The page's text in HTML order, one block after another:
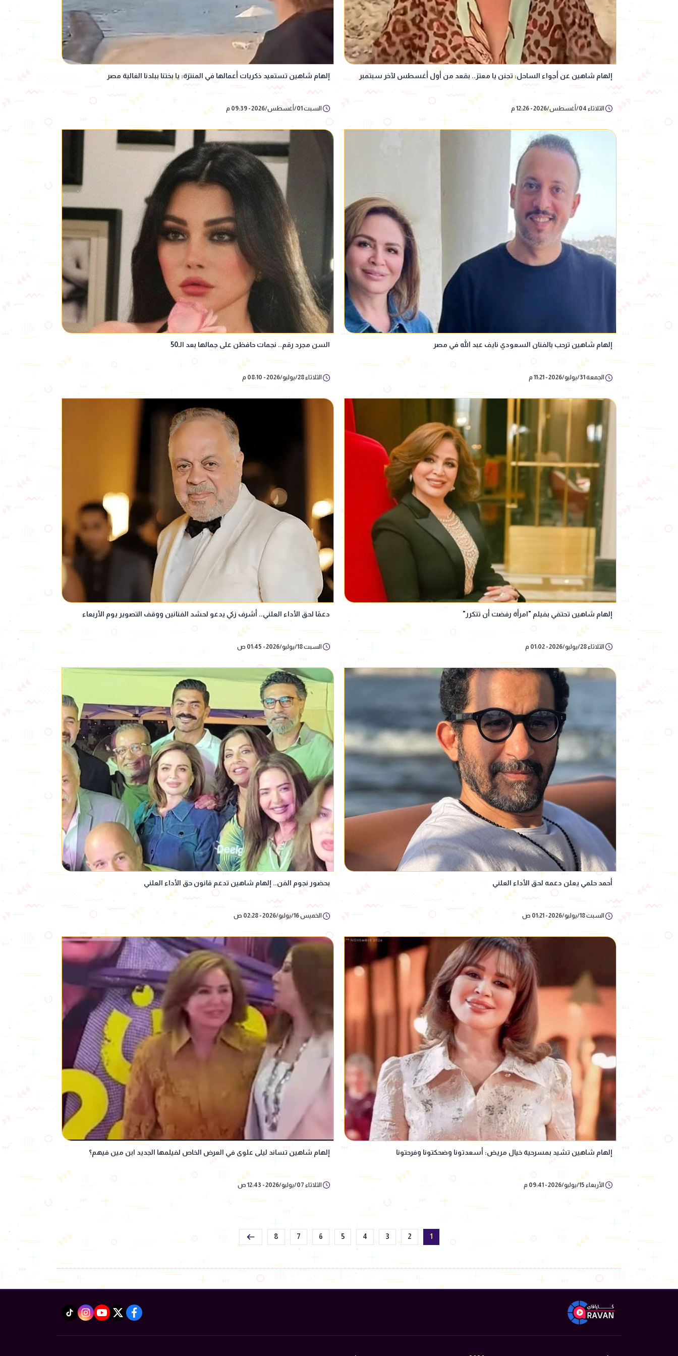
إلهام شاهين عن أجواء الساحل: تجنن يا معتز.. بقعد من أول أغسطس لآخر سبتمبر
الثلاثاء 04/أغسطس/2026 - 12:26 م
إلهام شاهين تستعيد ذكريات أعمالها في المنتزة: يا بختنا ببلدنا الغالية مصر
السبت 01/أغسطس/2026 - 09:39 م
إلهام شاهين ترحب بالفنان السعودي نايف عبد الله في مصر
الجمعة 31/يوليو/2026 - 11:21 م
السن مجرد رقم.. نجمات حافظن على جمالها بعد الـ50
الثلاثاء 28/يوليو/2026 - 08:10 م
إلهام شاهين تحتفي بفيلم "امرأة رفضت أن تتكرر"
الثلاثاء 28/يوليو/2026 - 01:02 م
دعمًا لحق الأداء العلني.. أشرف زكي يدعو لحشد الفنانين ووقف التصوير يوم الأربعاء
السبت 18/يوليو/2026 - 01:45 ص
أحمد حلمي يعلن دعمه لحق الأداء العلني
السبت 18/يوليو/2026 - 01:21 ص
بحضور نجوم الفن.. إلهام شاهين تدعم قانون حق الأداء العلني
الخميس 16/يوليو/2026 - 02:28 ص
إلهام شاهين تشيد بمسرحية خيال مريض: أسعدتونا وضحكتونا وفرحتونا
الأربعاء 15/يوليو/2026 - 09:41 م
إلهام شاهين تساند ليلى علوى في العرض الخاص لفيلمها الجديد ابن مين فيهم؟
الثلاثاء 07/يوليو/2026 - 12:43 ص
1
2
3
4
5
6
7
8
facebook
twitter
youtube
instagram
tiktok